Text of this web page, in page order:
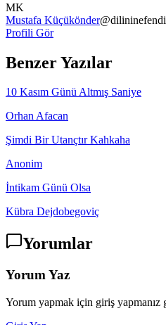
MK
Mustafa Küçükönder@
Profili Gör
Benzer Yazılar
10 Kasım Günü Altmış Saniye
Orhan Afacan
Şimdi Bir Utançtır Kahkaha
Anonim
İntikam Günü Olsa
Kübra Dejdobegoviç
Yorumlar
Yorum Yaz
Yorum yapmak için giriş yapmanız